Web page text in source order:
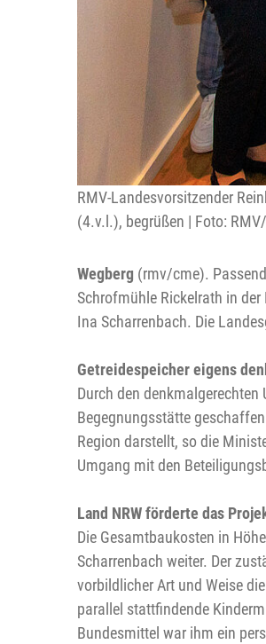
RMV-Landesvorsitzender
(4.v.l.), begrüßen | Foto:
Wegberg (rmv/cme).
Schrofmühle Rickelrath in
Ina Scharrenbach. Die
Getreidespeicher eigens
Durch den
Begegnungsstätte
Region darstellt, so die
Umgang mit den
Land NRW förderte das
Die Gesamtbaukosten in
Scharrenbach weiter. Der
vorbildlicher Art und Weise
parallel stattfindende
Bundesmittel war ihm ein